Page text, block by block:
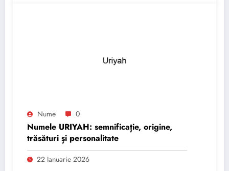
Nume 0
Numele URIYAH: semnificație, origine,
trăsături și personalitate
22 Ianuarie 2026